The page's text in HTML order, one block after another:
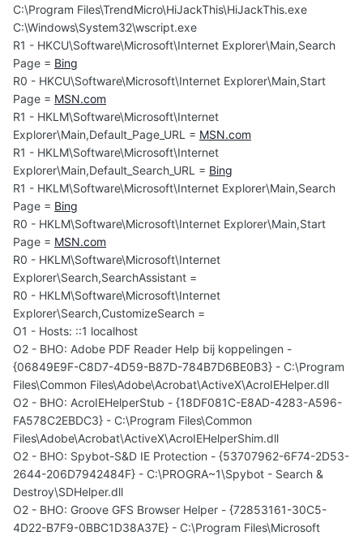
C:\Program Files\TrendMicro\HiJackThis\HiJackThis.exe
C:\Windows\System32\wscript.exe
R1 - HKCU\Software\Microsoft\Internet Explorer\Main,Search
Page = Bing
R0 - HKCU\Software\Microsoft\Internet Explorer\Main,Start
Page = MSN.com
R1 - HKLM\Software\Microsoft\Internet
Explorer\Main,Default_Page_URL = MSN.com
R1 - HKLM\Software\Microsoft\Internet
Explorer\Main,Default_Search_URL = Bing
R1 - HKLM\Software\Microsoft\Internet Explorer\Main,Search
Page = Bing
R0 - HKLM\Software\Microsoft\Internet Explorer\Main,Start
Page = MSN.com
R0 - HKLM\Software\Microsoft\Internet
Explorer\Search,SearchAssistant =
R0 - HKLM\Software\Microsoft\Internet
Explorer\Search,CustomizeSearch =
O1 - Hosts: ::1 localhost
O2 - BHO: Adobe PDF Reader Help bij koppelingen -
{06849E9F-C8D7-4D59-B87D-784B7D6BE0B3} - C:\Program
Files\Common Files\Adobe\Acrobat\ActiveX\AcroIEHelper.dll
O2 - BHO: AcroIEHelperStub - {18DF081C-E8AD-4283-A596-
FA578C2EBDC3} - C:\Program Files\Common
Files\Adobe\Acrobat\ActiveX\AcroIEHelperShim.dll
O2 - BHO: Spybot-S&D IE Protection - {53707962-6F74-2D53-
2644-206D7942484F} - C:\PROGRA~1\Spybot - Search &
Destroy\SDHelper.dll
O2 - BHO: Groove GFS Browser Helper - {72853161-30C5-
4D22-B7F9-0BBC1D38A37E} - C:\Program Files\Microsoft